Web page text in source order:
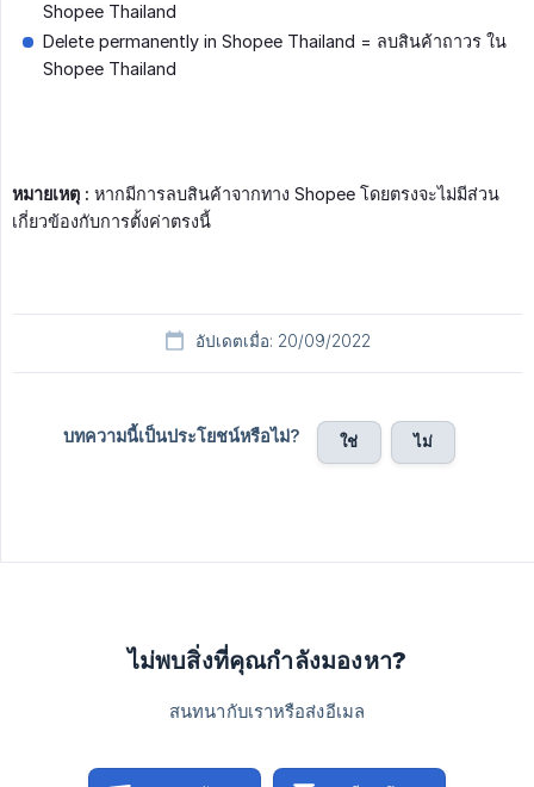
Shopee Thailand
Delete permanently in Shopee Thailand = ลบสินค้าถาวร ใน
Shopee Thailand
หมายเหตุ : หากมีการลบสินค้าจากทาง Shopee โดยตรงจะไม่มีส่วน
เกี่ยวข้องกับการตั้งค่าตรงนี้
อัปเดตเมื่อ: 20/09/2022
บทความนี้เป็นประโยชน์หรือไม่? ใช่ ไม่
ไม่พบสิ่งที่คุณกำลังมองหา?
สนทนากับเราหรือส่งอีเมล